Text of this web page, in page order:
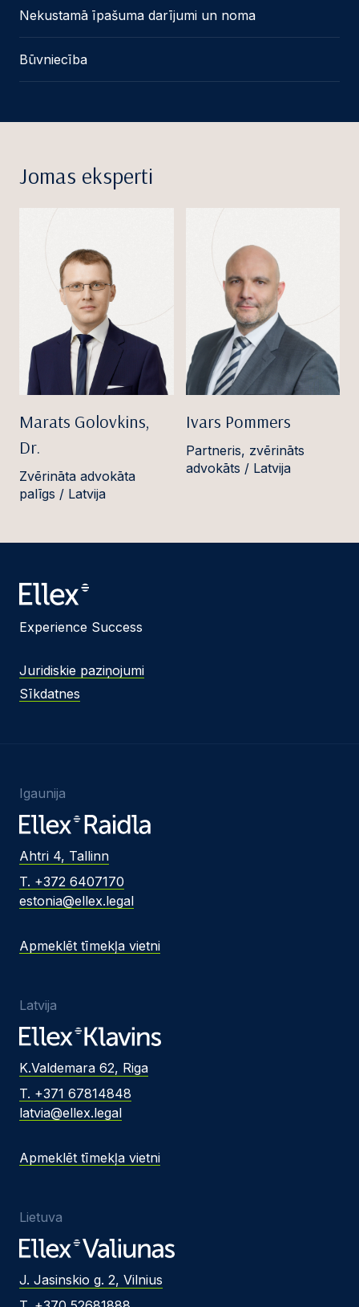
Nekustamā īpašuma darījumi un noma
Būvniecība
Jomas eksperti
Marats Golovkins,
Dr.
Zvērināta advokāta
palīgs / Latvija
Ivars Pommers
Partneris, zvērināts
advokāts / Latvija
Experience Success
Juridiskie paziņojumi
Sīkdatnes
Igaunija
Ahtri 4, Tallinn
T. +372 6407170
estonia@ellex.legal
Apmeklēt tīmekļa vietni
Latvija
K.Valdemara 62, Riga
T. +371 67814848
latvia@ellex.legal
Apmeklēt tīmekļa vietni
Lietuva
J. Jasinskio g. 2, Vilnius